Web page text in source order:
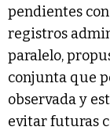
pendientes
registros
paralelo,
conjunta que
observada y
evitar futuras